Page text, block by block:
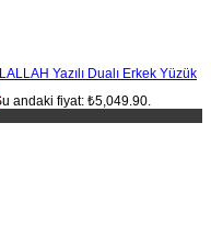
Yazılı Dualı Erkek Yüzük
andaki fiyat: ₺5,049.90.